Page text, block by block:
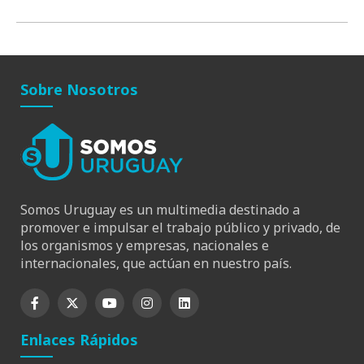
Sobre Nosotros
Somos Uruguay es un multimedia destinado a
promover e impulsar el trabajo público y privado, de
los organismos y empresas, nacionales e
internacionales, que actúan en nuestro país.
Enlaces Rápidos